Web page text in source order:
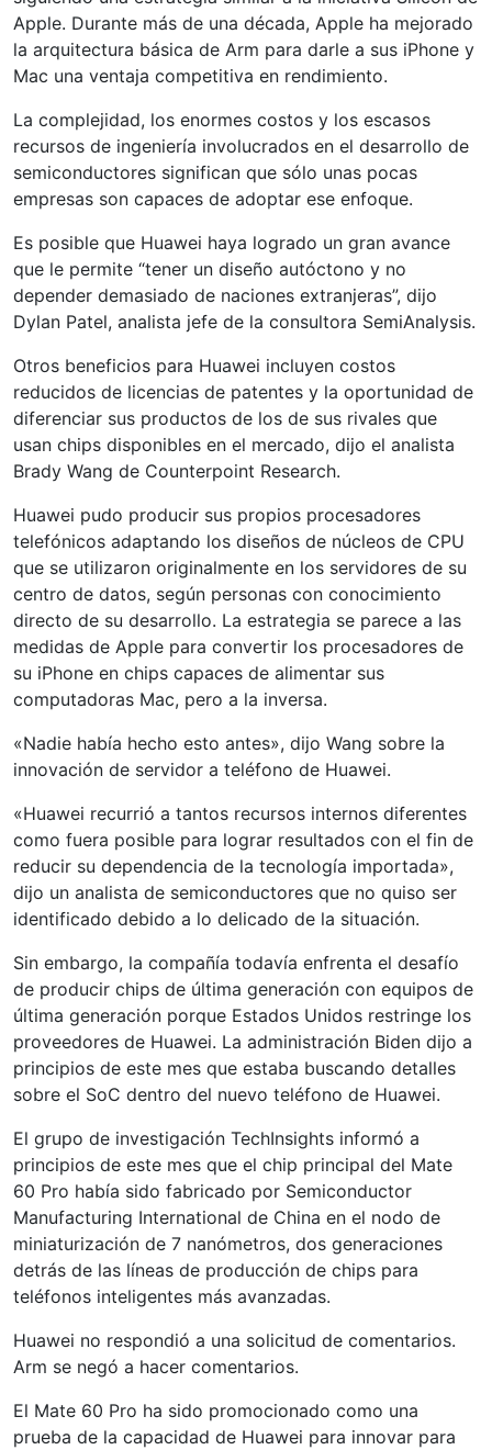
Apple. Durante más de una década, Apple ha mejorado
la arquitectura básica de Arm para darle a sus iPhone y
Mac una ventaja competitiva en rendimiento.
La complejidad, los enormes costos y los escasos
recursos de ingeniería involucrados en el desarrollo de
semiconductores significan que sólo unas pocas
empresas son capaces de adoptar ese enfoque.
Es posible que Huawei haya logrado un gran avance
que le permite “tener un diseño autóctono y no
depender demasiado de naciones extranjeras”, dijo
Dylan Patel, analista jefe de la consultora SemiAnalysis.
Otros beneficios para Huawei incluyen costos
reducidos de licencias de patentes y la oportunidad de
diferenciar sus productos de los de sus rivales que
usan chips disponibles en el mercado, dijo el analista
Brady Wang de Counterpoint Research.
Huawei pudo producir sus propios procesadores
telefónicos adaptando los diseños de núcleos de CPU
que se utilizaron originalmente en los servidores de su
centro de datos, según personas con conocimiento
directo de su desarrollo. La estrategia se parece a las
medidas de Apple para convertir los procesadores de
su iPhone en chips capaces de alimentar sus
computadoras Mac, pero a la inversa.
«Nadie había hecho esto antes», dijo Wang sobre la
innovación de servidor a teléfono de Huawei.
«Huawei recurrió a tantos recursos internos diferentes
como fuera posible para lograr resultados con el fin de
reducir su dependencia de la tecnología importada»,
dijo un analista de semiconductores que no quiso ser
identificado debido a lo delicado de la situación.
Sin embargo, la compañía todavía enfrenta el desafío
de producir chips de última generación con equipos de
última generación porque Estados Unidos restringe los
proveedores de Huawei. La administración Biden dijo a
principios de este mes que estaba buscando detalles
sobre el SoC dentro del nuevo teléfono de Huawei.
El grupo de investigación TechInsights informó a
principios de este mes que el chip principal del Mate
60 Pro había sido fabricado por Semiconductor
Manufacturing International de China en el nodo de
miniaturización de 7 nanómetros, dos generaciones
detrás de las líneas de producción de chips para
teléfonos inteligentes más avanzadas.
Huawei no respondió a una solicitud de comentarios.
Arm se negó a hacer comentarios.
El Mate 60 Pro ha sido promocionado como una
prueba de la capacidad de Huawei para innovar para